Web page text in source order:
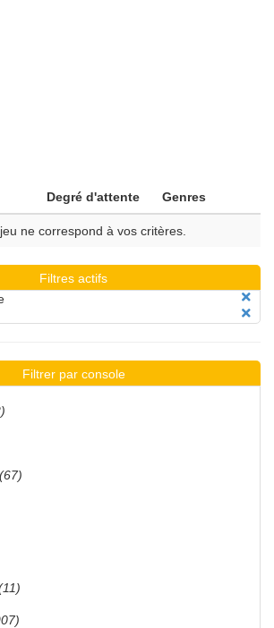
Degré d'attente Genres
ne correspond à vos critères.
Filtres actifs
Filtrer par console
(67)